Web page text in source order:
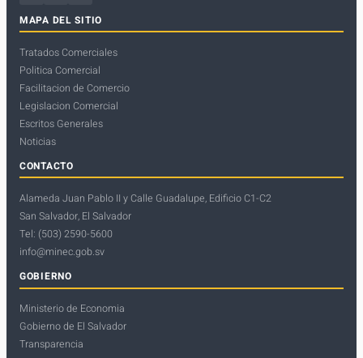
MAPA DEL SITIO
Tratados Comerciales
Politica Comercial
Facilitacion de Comercio
Legislacion Comercial
Escritos Generales
Noticias
CONTACTO
Alameda Juan Pablo II y Calle Guadalupe, Edificio C1-C2
San Salvador, El Salvador
Tel: (503) 2590-5600
info@minec.gob.sv
GOBIERNO
Ministerio de Economia
Gobierno de El Salvador
Transparencia